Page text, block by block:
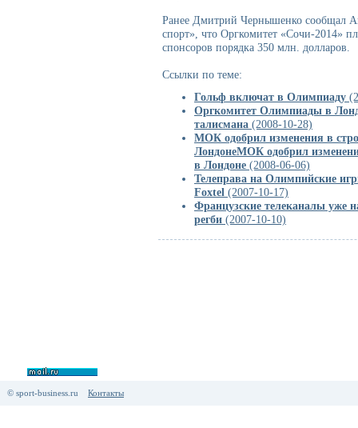
Ранее Дмитрий Чернышенко сообщал
спорт», что Оргкомитет «Сочи-2014»
спонсоров порядка 350 млн. долларов.
Ссылки по теме:
Гольф включат в Олимпиаду
Оргкомитет Олимпиады в
талисмана (2008-10-28)
МОК одобрил изменения в
ЛондонеМОК одобрил
в Лондоне (2008-06-06)
Телеправа на Олимпийские
Foxtel (2007-10-17)
Французские телеканалы уже
регби (2007-10-10)
© sport-business.ru Контакты